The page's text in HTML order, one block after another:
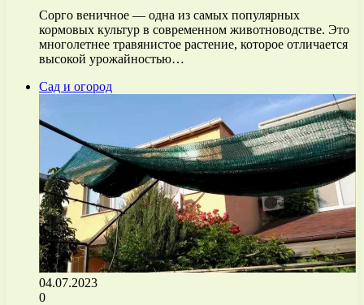
Сорго веничное — одна из самых популярных
кормовых культур в современном животноводстве. Это
многолетнее травянистое растение, которое отличается
высокой урожайностью…
Сад и огород
04.07.2023
0